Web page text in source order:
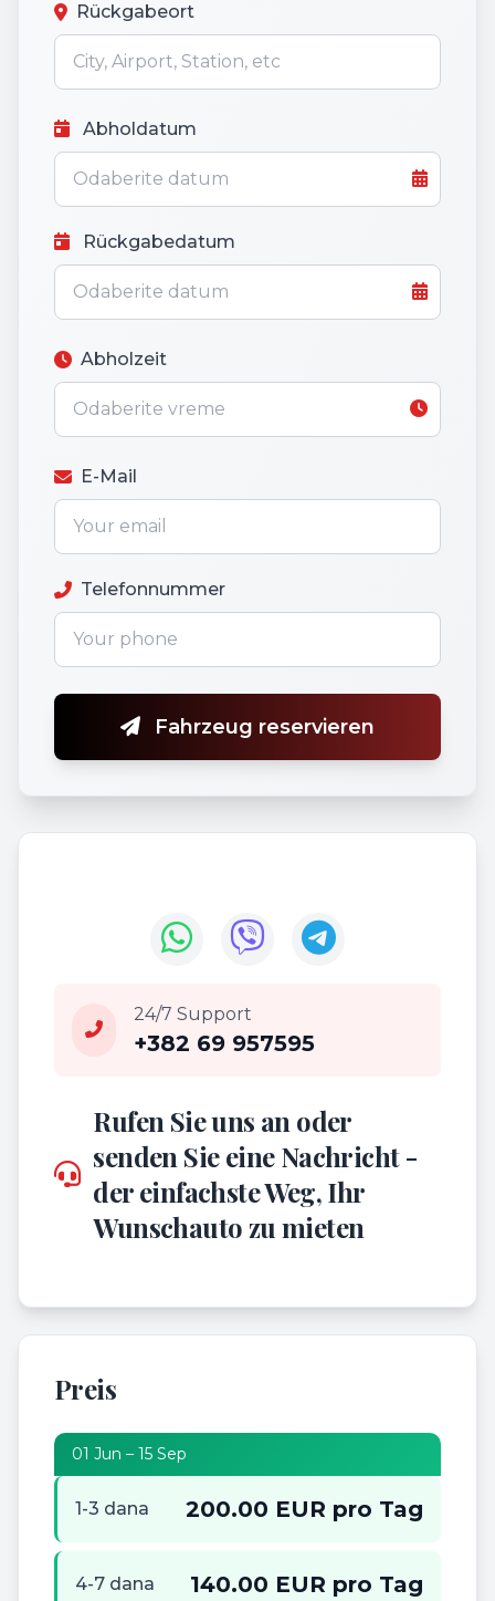
Rückgabeort
Abholdatum
Rückgabedatum
Abholzeit
E-Mail
Telefonnummer
Fahrzeug reservieren
24/7 Support
+382 69 957595
Rufen Sie uns an oder
senden Sie eine Nachricht -
der einfachste Weg, Ihr
Wunschauto zu mieten
Preis
01 Jun – 15 Sep
1-3 dana 200.00 EUR pro Tag
4-7 dana 140.00 EUR pro Tag